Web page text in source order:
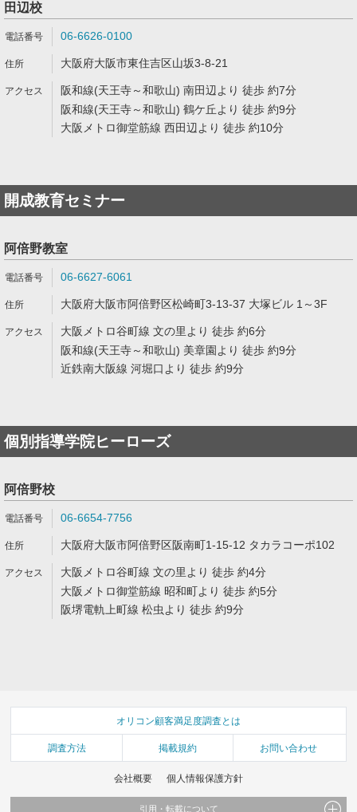
田辺校
06-6626-0100
大阪府大阪市東住吉区山坂3-8-21
阪和線(天王寺～和歌山) 南田辺より 徒歩 約7分
阪和線(天王寺～和歌山) 鶴ケ丘より 徒歩 約9分
大阪メトロ御堂筋線 西田辺より 徒歩 約10分
開成教育セミナー
阿倍野教室
06-6627-6061
大阪府大阪市阿倍野区松崎町3-13-37 大塚ビル 1～3F
大阪メトロ谷町線 文の里より 徒歩 約6分
阪和線(天王寺～和歌山) 美章園より 徒歩 約9分
近鉄南大阪線 河堀口より 徒歩 約9分
個別指導学院ヒーローズ
阿倍野校
06-6654-7756
大阪府大阪市阿倍野区阪南町1-15-12 タカラコーポ102
大阪メトロ谷町線 文の里より 徒歩 約4分
大阪メトロ御堂筋線 昭和町より 徒歩 約5分
阪堺電軌上町線 松虫より 徒歩 約9分
オリコン顧客満足度調査とは
調査方法 掲載規約 お問い合わせ
会社概要 個人情報保護方針
引用・転載について